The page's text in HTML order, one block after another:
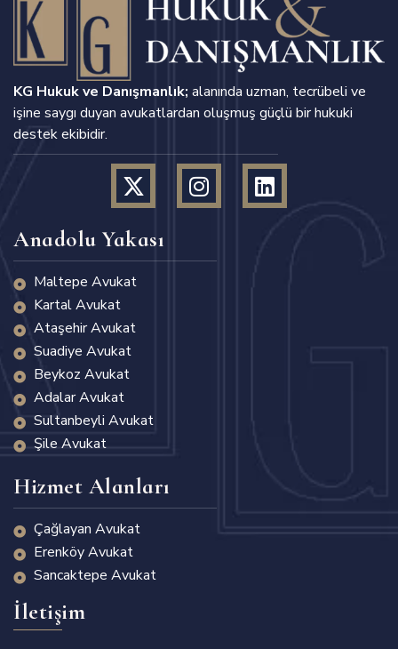
KG Hukuk ve Danışmanlık; alanında uzman, tecrübeli ve
işine saygı duyan avukatlardan oluşmuş güçlü bir hukuki
destek ekibidir.
Anadolu Yakası
Maltepe Avukat
Kartal Avukat
Ataşehir Avukat
Suadiye Avukat
Beykoz Avukat
Adalar Avukat
Sultanbeyli Avukat
Şile Avukat
Hizmet Alanları
Çağlayan Avukat
Erenköy Avukat
Sancaktepe Avukat
İletişim